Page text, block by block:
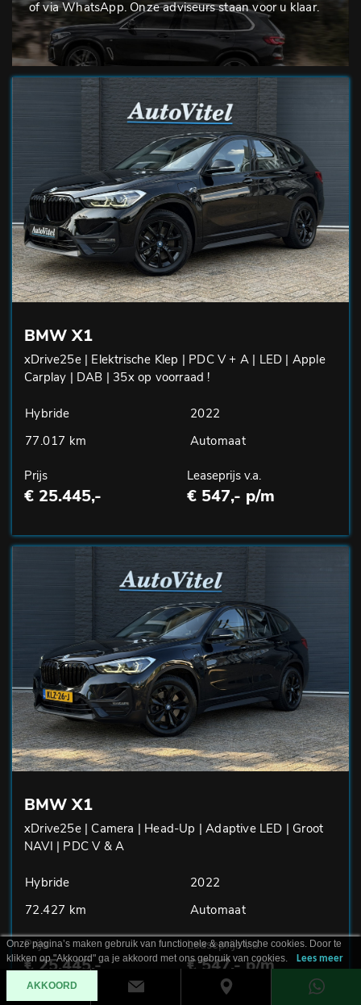
of via WhatsApp. Onze adviseurs staan voor u klaar.
BMW X1
xDrive25e | Elektrische Klep | PDC V + A | LED | Apple
Carplay | DAB | 35x op voorraad !
Hybride
2022
77.017 km
Automaat
Prijs
€ 25.445,-
Leaseprijs v.a.
€ 547,- p/m
BMW X1
xDrive25e | Camera | Head-Up | Adaptive LED | Groot
NAVI | PDC V & A
Hybride
2022
72.427 km
Automaat
Prijs
€ 25.445,-
Leaseprijs v.a.
€ 547,- p/m
Onze pagina’s maken gebruik van functionele & analytische cookies. Door te
klikken op "Akkoord" ga je akkoord met ons gebruik van cookies.
Lees meer
AKKOORD